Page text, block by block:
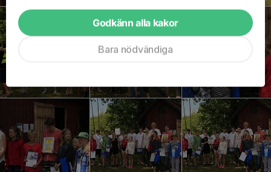
Godkänn alla kakor
Bara nödvändiga